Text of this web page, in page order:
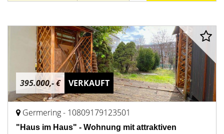
395.000,- € VERKAUFT
Germering - 10809179123501
"Haus im Haus" - Wohnung mit attraktiven